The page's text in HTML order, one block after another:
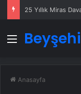
Menü
Anasayfa